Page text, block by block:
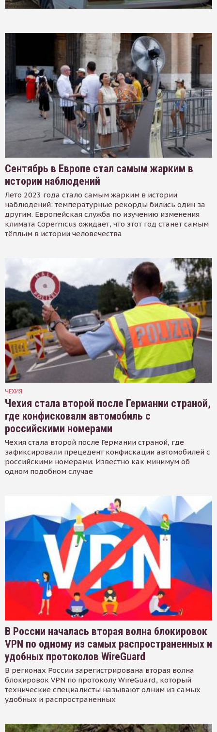
Сентябрь в Европе стал самым жарким в
истории наблюдений
Лето 2023 года стало самым жарким в истории
наблюдений: температурные рекорды бились один за
другим. Европейская служба по изучению изменения
климата Copernicus ожидает, что этот год станет самым
тёплым в истории человечества
ЧЕХИЯ
Чехия стала второй после Германии страной,
где конфисковали автомобиль с
российскими номерами
Чехия стала второй после Германии страной, где
зафиксировали прецедент конфискации автомобилей с
российскими номерами. Известно как минимум об
одном подобном случае
В России началась вторая волна блокировок
VPN по одному из самых распространенных и
удобных протоколов WireGuard
В регионах России зарегистрирована вторая волна
блокировок VPN по протоколу WireGuard, который
технические специалисты называют одним из самых
удобных и распространенных